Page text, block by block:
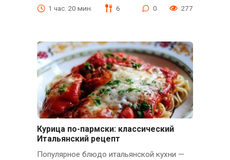
1 час. 20 мин. 6 0 277
Курица по-пармски: классический
Итальянский рецепт
Популярное блюдо итальянской кухни —